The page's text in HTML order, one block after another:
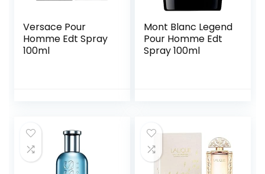
Versace Pour
Homme Edt Spray
100ml
Mont Blanc Legend
Pour Homme Edt
Spray 100ml